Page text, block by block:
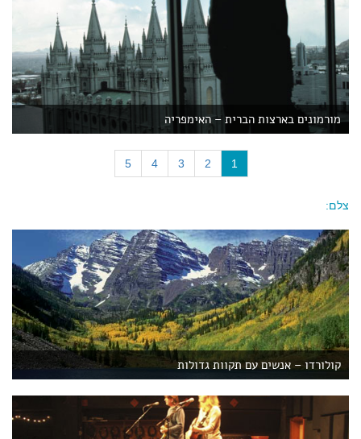
מורמונים בארצות הברית – האימפריה
1
c
r
e
n
t
)
2
3
4
5
צלם:
קולורדו – אנשים עם תקוות גדולות